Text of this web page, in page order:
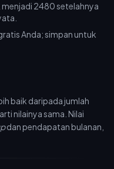
menjadi 2480 setelahnya
Anda; simpan untuk
baik daripada jumlah
nilainya sama. Nilai
dan pendapatan bulanan,